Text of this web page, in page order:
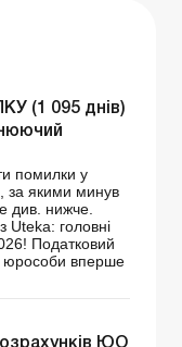
(1 095 днів)
помилки у
за якими минув
див. нижче.
Uteka: головні
Податковий
юрособи вперше
ЮО